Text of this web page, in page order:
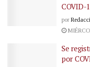
COVID-
por
Se
por